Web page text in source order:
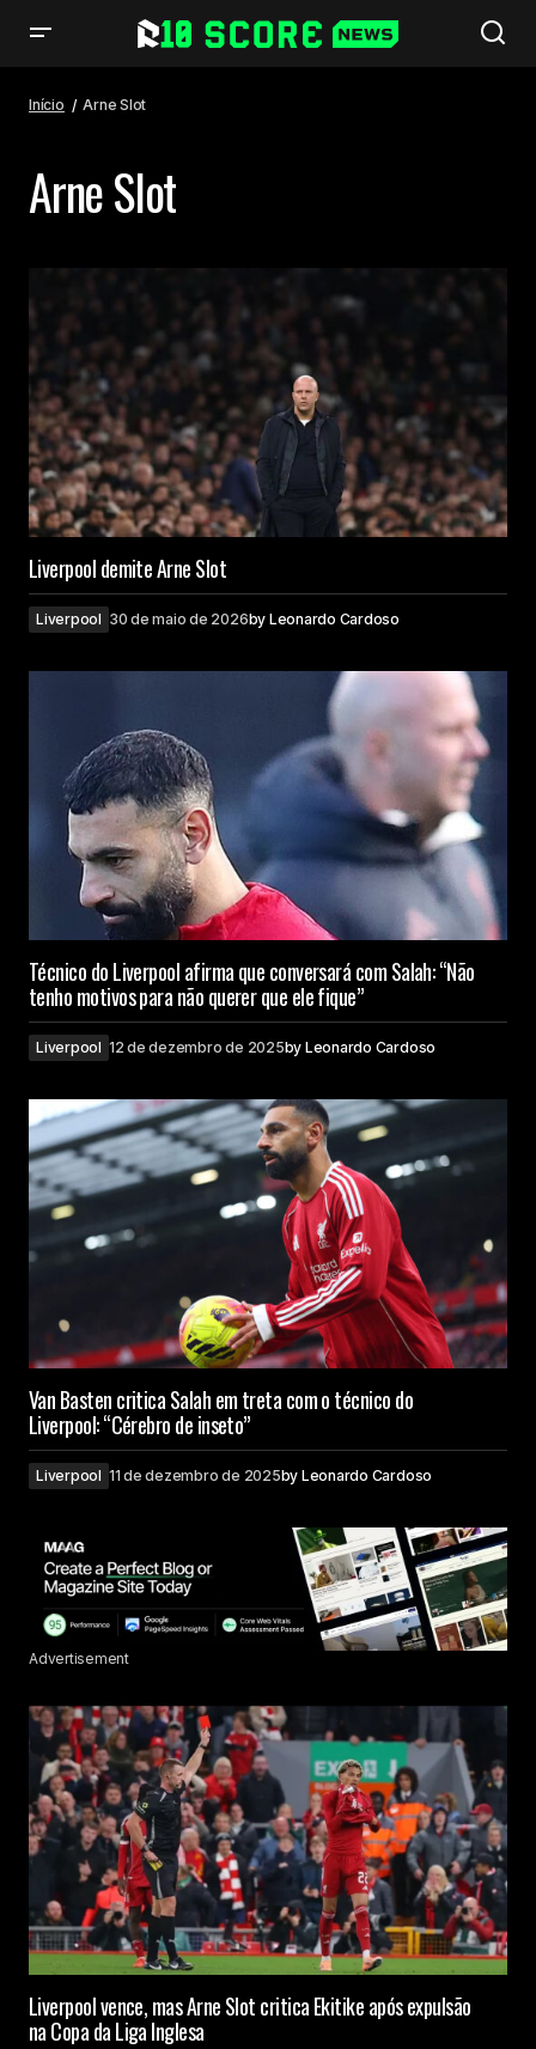
Início Arne Slot
Arne Slot
Liverpool demite Arne Slot
Liverpool 30 de maio de 2026by Leonardo Cardoso
Técnico do Liverpool afirma que conversará com Salah: “Não
tenho motivos para não querer que ele fique”
Liverpool 12 de dezembro de 2025by Leonardo Cardoso
Van Basten critica Salah em treta com o técnico do
Liverpool: “Cérebro de inseto”
Liverpool 11 de dezembro de 2025by Leonardo Cardoso
Advertisement
Liverpool vence, mas Arne Slot critica Ekitike após expulsão
na Copa da Liga Inglesa